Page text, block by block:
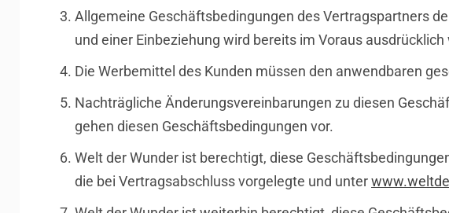
Allgemeine Geschäftsbedingungen des Vertragspartners
und einer Einbeziehung wird bereits im Voraus
Die Werbemittel des Kunden müssen den anwendbaren
Nachträgliche Änderungsvereinbarungen zu diesen
gehen diesen Geschäftsbedingungen vor.
Welt der Wunder ist berechtigt, diese
die bei Vertragsabschluss vorgelegte und unter